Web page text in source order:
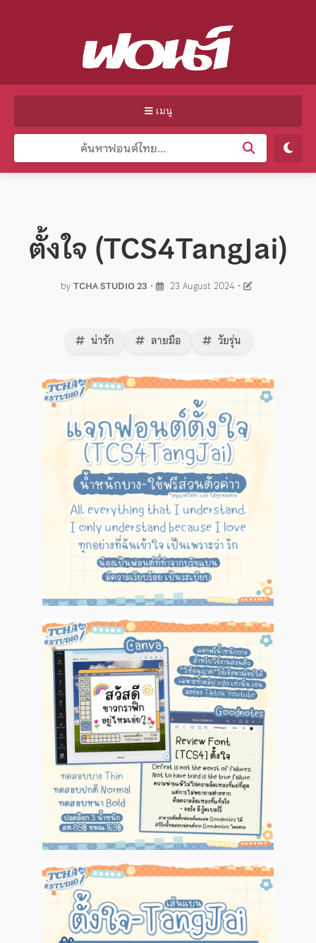
เมนู
ตั้งใจ (TCS4TangJai)
byTCHA STUDIO 23 • 23 August 2024 •
น่ารัก ลายมือ วัยรุ่น